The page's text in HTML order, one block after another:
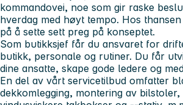
kommandovei, noe som gir raske
hverdag med høyt tempo. Hos
på å sette sett preg på konseptet.
Som butikksjef får du ansvaret for
butikk, personale og rutiner. Du får
dine ansatte, skape gode ledere og
En del av vårt servicetilbud omfatter
dekkomlegging, montering av bilstoler,